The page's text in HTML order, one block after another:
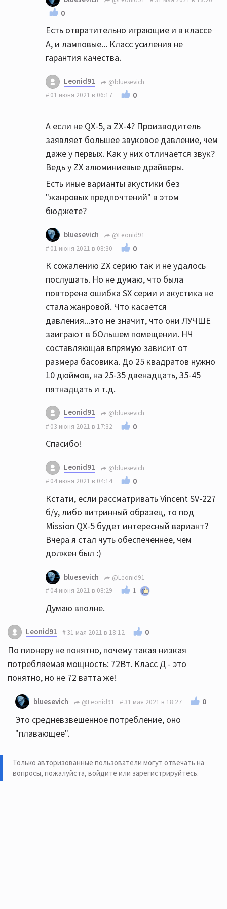
0
Есть отвратительно играющие и в классе
А, и ламповые... Класс усиления не
гарантия качества.
Leonid91
@bluesevich
01 июня 2021 в 06:17
0
А если не QX-5, а ZX-4? Производитель
заявляет большее звуковое давление, чем
даже у первых. Как у них отличается звук?
Ведь у ZX алюминиевые драйверы.
Есть иные варианты акустики без
"жанровых предпочтений" в этом
бюджете?
bluesevich
@Leonid91
01 июня 2021 в 08:30
0
К сожалению ZX серию так и не удалось
послушать. Но не думаю, что была
повторена ошибка SX серии и акустика не
стала жанровой. Что касается
давления...это не значит, что они ЛУЧШЕ
заиграют в бОльшем помещении. НЧ
составляющая впрямую зависит от
размера басовика. До 25 квадратов нужно
10 дюймов, на 25-35 двенадцать, 35-45
пятнадцать и т.д.
Leonid91
@bluesevich
03 июня 2021 в 17:32
0
Спасибо!
Leonid91
@bluesevich
04 июня 2021 в 04:14
0
Кстати, если рассматривать Vincent SV-227
б/у, либо витринный образец, то под
Mission QX-5 будет интересный вариант?
Вчера я стал чуть обеспеченнее, чем
должен был :)
bluesevich
@Leonid91
04 июня 2021 в 08:29
1
Думаю вполне.
Leonid91 31 мая 2021 в 18:12 0
По пионеру не понятно, почему такая низкая
потребляемая мощность: 72Вт. Класс Д - это
понятно, но не 72 ватта же!
bluesevich @Leonid91 31 мая 2021 в 18:27 0
Это средневзвешенное потребление, оно
"плавающее".
Только авторизованные пользователи могут отвечать на
вопросы, пожалуйста, войдите или зарегистрируйтесь.